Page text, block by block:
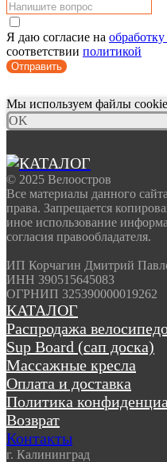
Я даю согласие на
соответствии политикой
Отправить
Мы используем файлы
OK
© 2025 Велоостров
Все материалы данного
права. Запрещается
иное использование
согласия правообладателя.
ИП Корчагин Дмитрий
ИНН 390515645083
ОГРНИП 325390000019262
КАТАЛОГ
Распродажа
Sup Board (сап доска)
Массажные кресла
Оплата и доставка
Политика
Возврат
Контакты
г. Калининград